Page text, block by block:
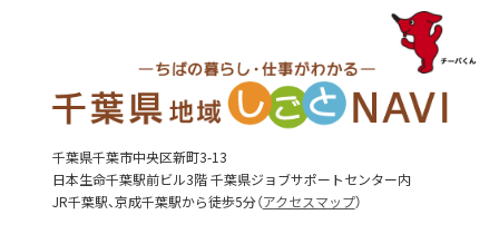
千葉県千葉市中央区新町3-13
日本生命千葉駅前ビル3階 千葉県ジョブサポートセンター内
JR千葉駅、京成千葉駅から徒歩5分（アクセスマップ）